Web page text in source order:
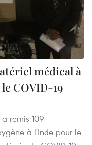
médical à
COVID-19
remis 109
à l'Inde pour le